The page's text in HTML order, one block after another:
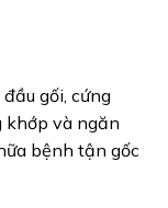
gối, cứng
khớp và ngăn
bệnh tận gốc